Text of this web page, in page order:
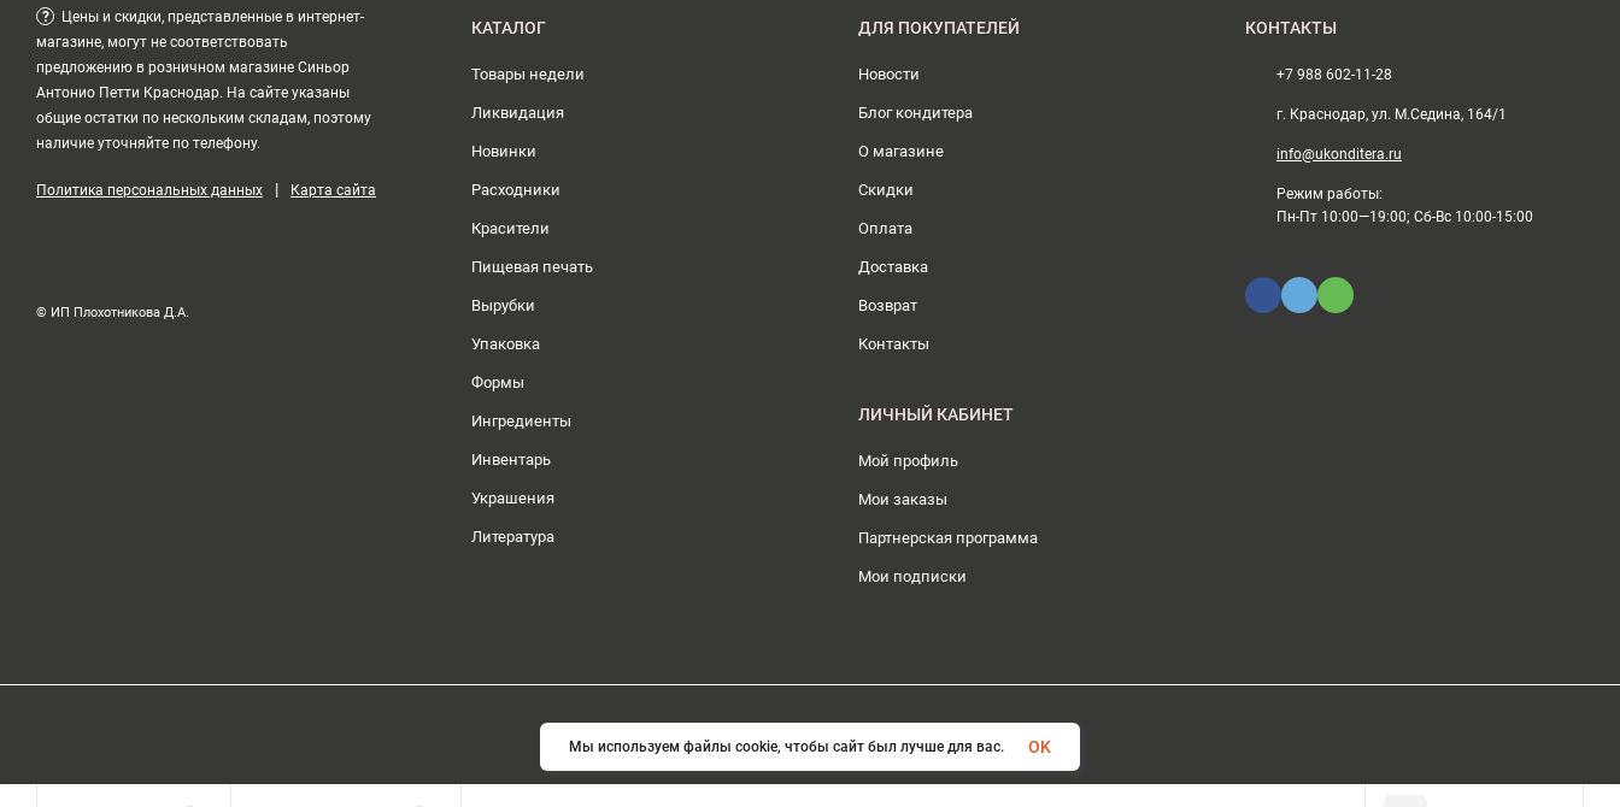
?
Цены и скидки, представленные в интернет-
магазине, могут не соответствовать
предложению в розничном магазине Синьор
Антонио Петти Краснодар. На сайте указаны
общие остатки по нескольким складам, поэтому
наличие уточняйте по телефону.
Политика персональных данных | Карта сайта
© ИП Плохотникова Д.А.
КАТАЛОГ
Товары недели
Ликвидация
Новинки
Расходники
Красители
Пищевая печать
Вырубки
Упаковка
Формы
Ингредиенты
Инвентарь
Украшения
Литература
ДЛЯ ПОКУПАТЕЛЕЙ
Новости
Блог кондитера
О магазине
Скидки
Оплата
Доставка
Возврат
Контакты
ЛИЧНЫЙ КАБИНЕТ
Мой профиль
Мои заказы
Партнерская программа
Мои подписки
КОНТАКТЫ
+7 988 602-11-28
г. Краснодар, ул. М.Седина, 164/1
info@ukonditera.ru
Режим работы:
Пн-Пт 10:00—19:00; Сб-Вс 10:00-15:00
Мы используем файлы cookie, чтобы сайт был лучше для вас.
OK